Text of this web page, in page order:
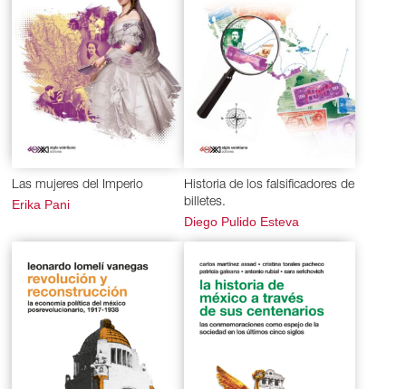
Las mujeres del Imperio
Erika Pani
Historia de los falsificadores de
billetes.
Diego Pulido Esteva